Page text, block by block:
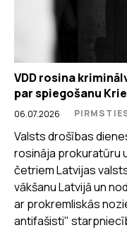
VDD rosina
par spiegošanu
06.07.2026
Valsts drošības
rosināja prokuratūru
četriem Latvijas
vākšanu Latvijā un
ar prokremliskās
antifašisti"